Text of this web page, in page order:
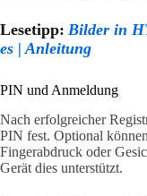
Lesetipp: Bilder in
es | Anleitung
PIN und Anmeldung
Nach erfolgreicher
PIN fest. Optional
Fingerabdruck oder
Gerät dies unterstützt.